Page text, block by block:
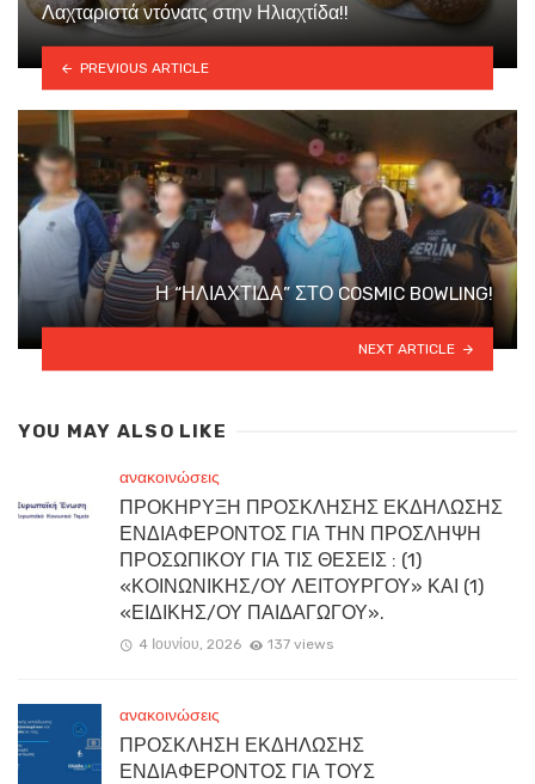
Λαχταριστά ντόνατς στην Ηλιαχτίδα!!
PREVIOUS ARTICLE
Η “ΗΛΙΑΧΤΙΔΑ” ΣΤΟ COSMIC BOWLING!
NEXT ARTICLE
YOU MAY ALSO LIKE
ανακοινώσεις
ΠΡΟΚΗΡΥΞΗ ΠΡΟΣΚΛΗΣΗΣ ΕΚΔΗΛΩΣΗΣ
ΕΝΔΙΑΦΕΡΟΝΤΟΣ ΓΙΑ ΤΗΝ ΠΡΟΣΛΗΨΗ
ΠΡΟΣΩΠΙΚΟΥ ΓΙΑ ΤΙΣ ΘΕΣΕΙΣ : (1)
«ΚΟΙΝΩΝΙΚΗΣ/ΟΥ ΛΕΙΤΟΥΡΓΟΥ» ΚΑΙ (1)
«ΕΙΔΙΚΗΣ/ΟΥ ΠΑΙΔΑΓΩΓΟΥ».
4 Ιουνίου, 2026 137 views
ανακοινώσεις
ΠΡΟΣΚΛΗΣΗ ΕΚΔΗΛΩΣΗΣ
ΕΝΔΙΑΦΕΡΟΝΤΟΣ ΓΙΑ ΤΟΥΣ